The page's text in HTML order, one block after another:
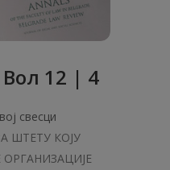
12 | 4
свесци
ШТЕТУ КОЈУ